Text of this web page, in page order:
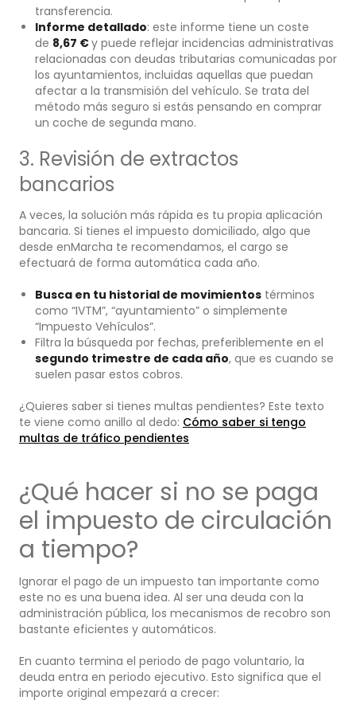
transferencia.
Informe detallado: este informe tiene un coste
de 8,67 €y puede reflejar incidencias administrativas
relacionadas con deudas tributarias comunicadas por
los ayuntamientos, incluidas aquellas que puedan
afectar a la transmisión del vehículo. Se trata del
método más seguro si estás pensando en comprar
un coche de segunda mano.
3. Revisión de extractos
bancarios
A veces, la solución más rápida es tu propia aplicación
bancaria. Si tienes el impuesto domiciliado, algo que
desde enMarcha te recomendamos, el cargo se
efectuará de forma automática cada año.
Busca en tu historial de movimientos términos
como “IVTM”, “ayuntamiento” o simplemente
“Impuesto Vehículos”.
Filtra la búsqueda por fechas, preferiblemente en el
segundo trimestre de cada año, que es cuando se
suelen pasar estos cobros.
¿Quieres saber si tienes multas pendientes? Este texto
te viene como anillo al dedo: Cómo saber si tengo
multas de tráfico pendientes
¿Qué hacer si no se paga
el impuesto de circulación
a tiempo?
Ignorar el pago de un impuesto tan importante como
este no es una buena idea. Al ser una deuda con la
administración pública, los mecanismos de recobro son
bastante eficientes y automáticos.
En cuanto termina el periodo de pago voluntario, la
deuda entra en periodo ejecutivo. Esto significa que el
importe original empezará a crecer: